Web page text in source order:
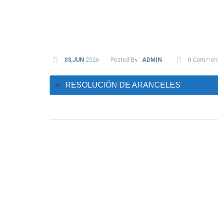
03,JUN 2026 Posted By : ADMIN 0
RESOLUCIÓN DE ARANCELES